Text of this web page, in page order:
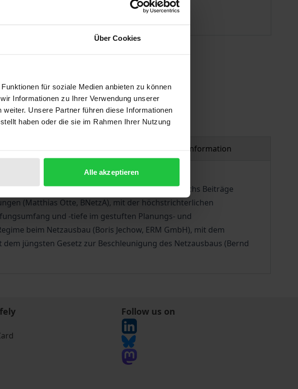
Über Cookies
für soziale Medien anbieten zu können
Informationen zu Ihrer Verwendung unserer
Unsere Partner führen diese Informationen
haben oder die sie im Rahmen Ihrer Nutzung
Alle akzeptieren
ISBN 978-3-7489-3097-6
address, VAT may vary at checkout.
List
Product safety information
beim Ausbau des Stromnetzes. Die insgesamt sechs Beiträge
(Matthias Otte, BNetzA), mit der höchstrichterlichen
und -tiefe im gestuften Planungs- und
beim Netzausbau (Boris Jechow, ERM GmbH), mit dem
jüngsten Gesetz zur Beschleunigung des Netzausbaus (Bernd
Follow us on